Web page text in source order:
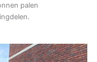
palen